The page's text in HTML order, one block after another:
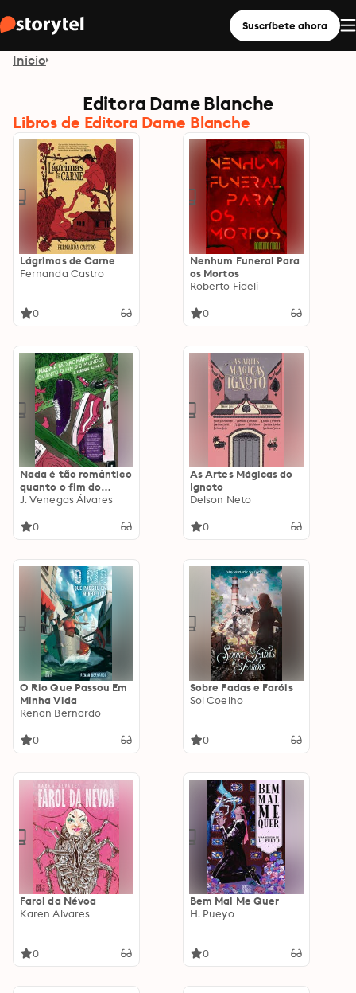
Suscríbete ahora
Inicio
Editora Dame Blanche
Libros de Editora Dame Blanche
Lágrimas de Carne
Fernanda Castro
0
Nenhum Funeral Para
os Mortos
Roberto Fideli
0
Nada é tão romântico
quanto o fim do
mundo
J. Venegas Álvares
0
As Artes Mágicas do
Ignoto
Delson Neto
0
O Rio Que Passou Em
Minha Vida
Renan Bernardo
0
Sobre Fadas e Faróis
Sol Coelho
0
Farol da Névoa
Karen Alvares
0
Bem Mal Me Quer
H. Pueyo
0